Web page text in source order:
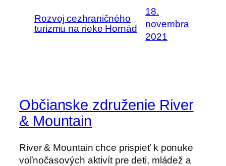
Rozvoj cezhraničného
turizmu na rieke Hornád
18.
novembra
2021
Občianske združenie River
& Mountain
River & Mountain chce prispieť k ponuke
voľnočasových aktivít pre deti, mládež a